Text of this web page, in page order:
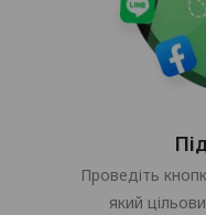
Проведіть
який